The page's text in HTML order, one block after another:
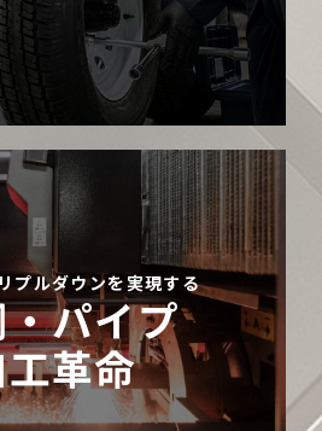
プルダウンを実現する
パイプ
革命